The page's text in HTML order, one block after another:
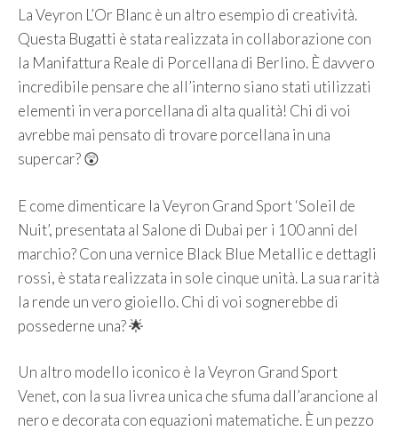
La Veyron L’Or Blanc è un altro esempio di creatività.
Questa Bugatti è stata realizzata in collaborazione con
la Manifattura Reale di Porcellana di Berlino. È davvero
incredibile pensare che all’interno siano stati utilizzati
elementi in vera porcellana di alta qualità! Chi di voi
avrebbe mai pensato di trovare porcellana in una
supercar? 😲
E come dimenticare la Veyron Grand Sport ‘Soleil de
Nuit’, presentata al Salone di Dubai per i 100 anni del
marchio? Con una vernice Black Blue Metallic e dettagli
rossi, è stata realizzata in sole cinque unità. La sua rarità
la rende un vero gioiello. Chi di voi sognerebbe di
possederne una? 🌟
Un altro modello iconico è la Veyron Grand Sport
Venet, con la sua livrea unica che sfuma dall’arancione al
nero e decorata con equazioni matematiche. È un pezzo